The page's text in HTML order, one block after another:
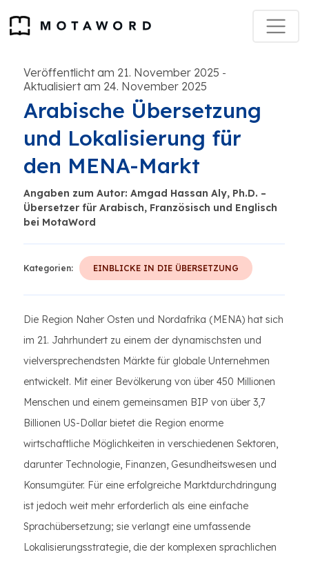
Veröffentlicht am 21. November 2025 -
Aktualisiert am 24. November 2025
Arabische Übersetzung
und Lokalisierung für
den MENA-Markt
Angaben zum Autor: Amgad Hassan Aly, Ph.D. –
Übersetzer für Arabisch, Französisch und Englisch
bei MotaWord
Kategorien: EINBLICKE IN DIE ÜBERSETZUNG
Die Region Naher Osten und Nordafrika (MENA) hat sich
im 21. Jahrhundert zu einem der dynamischsten und
vielversprechendsten Märkte für globale Unternehmen
entwickelt. Mit einer Bevölkerung von über 450 Millionen
Menschen und einem gemeinsamen BIP von über 3,7
Billionen US-Dollar bietet die Region enorme
wirtschaftliche Möglichkeiten in verschiedenen Sektoren,
darunter Technologie, Finanzen, Gesundheitswesen und
Konsumgüter. Für eine erfolgreiche Marktdurchdringung
ist jedoch weit mehr erforderlich als eine einfache
Sprachübersetzung; sie verlangt eine umfassende
Lokalisierungsstrategie, die der komplexen sprachlichen